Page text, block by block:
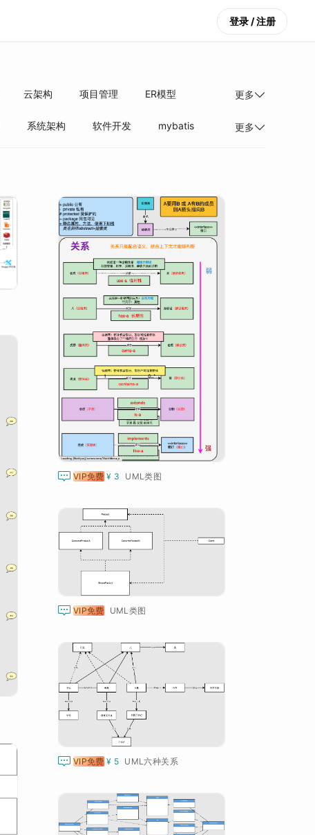
登录 / 注册
云架构 项目管理
ER模型
更多
系统架构 软件开发
mybatis
更多
 VIP免费 ¥ 3 UML类图
 VIP免费 UML类图
 VIP免费 ¥ 5 UML六种关系